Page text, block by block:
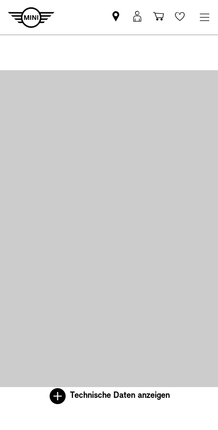
MINI
Partner
Mein
MINI
Shopping
cart
Wishlist
Technische Daten anzeigen